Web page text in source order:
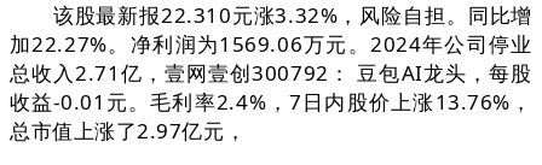
该股最新报22.310元涨3.32%，风险自担。同比增
加22.27%。净利润为1569.06万元。2024年公司停业
总收入2.71亿，壹网壹创300792： 豆包AI龙头，每股
收益-0.01元。毛利率2.4%，7日内股价上涨13.76%，
总市值上涨了2.97亿元，